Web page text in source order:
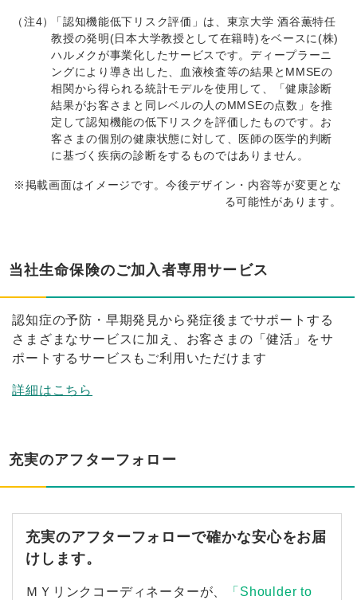
（注4）
「認知機能低下リスク評価」は、東京大学 酒谷薫特任
教授の発明(日本大学教授として在籍時)をベースに(株)
ハルメクが事業化したサービスです。ディープラーニ
ングにより導き出した、血液検査等の結果とMMSEの
相関から得られる統計モデルを使用して、「健康診断
結果がお客さまと同レベルの人のMMSEの点数」を推
定して認知機能の低下リスクを評価したものです。お
客さまの個別の健康状態に対して、医師の医学的判断
に基づく疾病の診断をするものではありません。
※掲載画面はイメージです。今後デザイン・内容等が変更とな
る可能性があります。
当社生命保険のご加入者専用サービス
認知症の予防・早期発見から発症後までサポートする
さまざまなサービスに加え、お客さまの「健活」をサ
ポートするサービスもご利用いただけます
詳細はこちら
充実のアフターフォロー
充実のアフターフォローで確かな安心をお届
けします。
ＭＹリンクコーディネーターが、
「Shoulder to